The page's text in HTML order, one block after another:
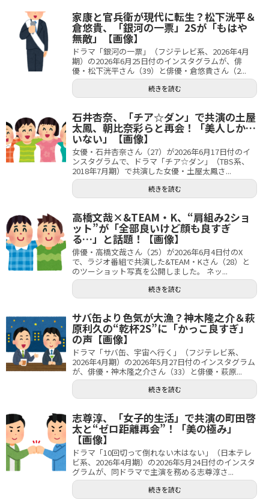
家康と官兵衛が現代に転生？松下洸平＆
倉悠貴、「銀河の一票」2Sが「もはや
無敵」【画像】
ドラマ「銀河の一票」（フジテレビ系、2026年4月
期）の2026年6月25日付のインスタグラムが、俳
優・松下洸平さん（39）と俳優・倉悠貴さん（2...
続きを読む
石井杏奈、「チア☆ダン」で共演の土屋
太鳳、朝比奈彩らと再会！「美人しか…
いない」【画像】
女優・石井杏奈さん（27）が2026年6月17日付のイ
ンスタグラムで、ドラマ「チア☆ダン」（TBS系、
2018年7月期）で共演した女優・土屋太鳳さ...
続きを読む
高橋文哉×&TEAM・K、“肩組み2ショ
ット”が「全部良いけど顔も良すぎ
る…」と話題！【画像】
俳優・高橋文哉さん（25）が2026年6月4日付のX
で、ラジオ番組で共演した&TEAM・Kさん（28）と
のツーショット写真を公開しました。 ネッ...
続きを読む
サバ缶より色気が大漁？神木隆之介＆萩
原利久の“乾杯2S”に「かっこ良すぎ」
の声【画像】
ドラマ「サバ缶、宇宙へ行く」（フジテレビ系、
2026年4月期）の2026年5月27日付のインスタグラム
が、俳優・神木隆之介さん（33）と俳優・萩原...
続きを読む
志尊淳、「女子的生活」で共演の町田啓
太と“ゼロ距離再会”！「美の極み」
【画像】
ドラマ「10回切って倒れない木はない」（日本テレ
ビ系、2026年4月期）の2026年5月24日付のインスタ
グラムが、同ドラマで主演を務める志尊淳さ...
続きを読む